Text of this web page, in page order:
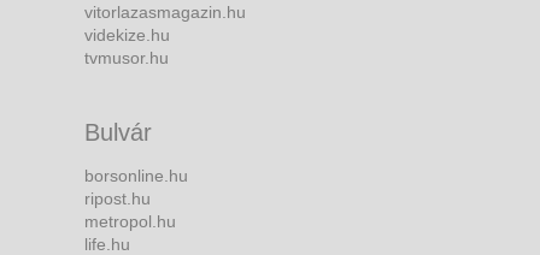
vitorlazasmagazin.hu
videkize.hu
tvmusor.hu
Bulvár
borsonline.hu
ripost.hu
metropol.hu
life.hu